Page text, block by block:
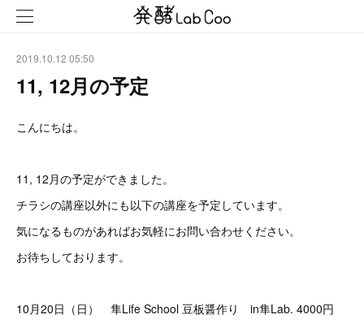
2019.10.12 05:50
11, 12月の予定
こんにちは。
11, 12月の予定ができました。
チラシの講座以外にも以下の講座を予定しています。
気になるものがあればお気軽にお問い合わせください。
お待ちしております。
10月20日（日） 隼Life School 豆板醤作り in隼Lab. 4000円